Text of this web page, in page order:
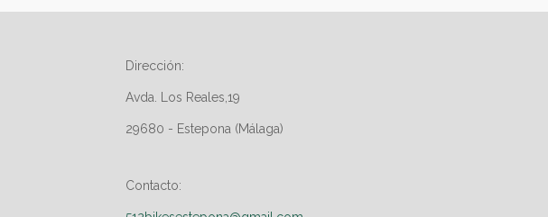
Dirección:
Avda. Los Reales,19
29680 - Estepona (Málaga)
Contacto: